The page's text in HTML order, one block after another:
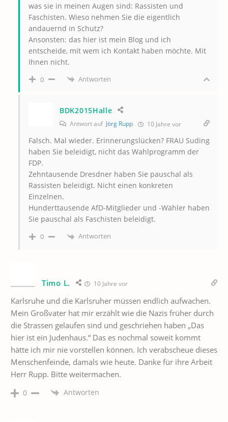
was sie in meinen Augen sind: Rassisten und
Faschisten. Wieso nehmen Sie die eigentlich
andauernd in Schutz?
Ansonsten: das hier ist mein Blog und ich
entscheide, mit wem ich Kontakt haben möchte. Mit
Ihnen nicht.
0 Antworten
BDK2015Halle
Antwort auf Jörg Rupp 10 Jahre vor
Falsch. Mal wieder. Erinnerungslücken? FRAU Suding
haben Sie beleidigt, nicht das Wahlprogramm der
FDP.
Zehntausende Dresdner haben Sie pauschal als
Rassisten beleidigt. Nicht einen konkreten
Einzelnen.
Hunderttausende AfD-Mitglieder und -Wähler haben
Sie pauschal als Faschisten beleidigt.
0 Antworten
Timo L. 10 Jahre vor
Karlsruhe und die Karlsruher müssen endlich aufwachen.
Mein Großvater hat mir erzählt wie die Nazis früher durch
die Strassen gelaufen sind und geschriehen haben „Das
hier ist ein Judenhaus.“ Das es nochmal soweit kommt
hätte ich mir nie vorstellen können. Ich verabscheue dieses
Menschenfeinde, damals wie heute. Danke für ihre Arbeit
Herr Rupp. Bitte weitermachen.
0 Antworten